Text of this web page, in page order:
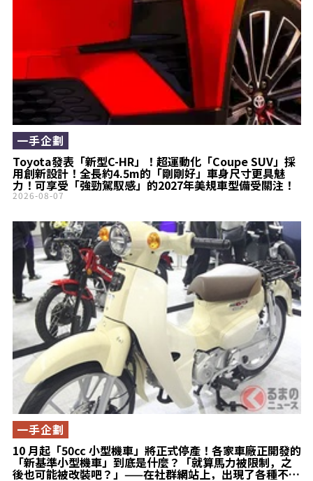
Toyota發表「新型C-HR」！超運動化「Coupe SUV」採
用創新設計！全長約4.5m的「剛剛好」車身尺寸更具魅
力！可享受「強勁駕馭感」的2027年美規車型備受關注！
一手企劃
2026-08-07
10 月起「50cc 小型機車」將正式停產！各家車廠正開發的
「新基準小型機車」到底是什麼？「就算馬力被限制，之
後也可能被改裝吧？」——在社群網站上，出現了各種不同
一手企劃